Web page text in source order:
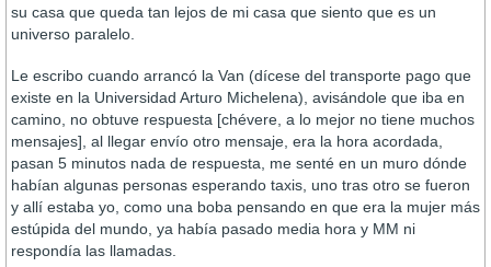
su casa que queda tan lejos de mi casa que siento que es un
universo paralelo.
Le escribo cuando arrancó la Van (dícese del transporte pago que
existe en la Universidad Arturo Michelena), avisándole que iba en
camino, no obtuve respuesta [chévere, a lo mejor no tiene muchos
mensajes], al llegar envío otro mensaje, era la hora acordada,
pasan 5 minutos nada de respuesta, me senté en un muro dónde
habían algunas personas esperando taxis, uno tras otro se fueron
y allí estaba yo, como una boba pensando en que era la mujer más
estúpida del mundo, ya había pasado media hora y MM ni
respondía las llamadas.